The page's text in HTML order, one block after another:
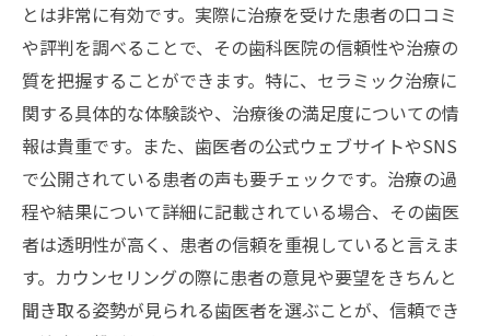
中野区で注目のセラミック治療歯医者
中野区の熟練した歯医者が提供するセラミック
治療の魅力
熟練した歯科医師による安心のセラミック
治療
最新技術を駆使したセラミック治療のプロ
セス
中野区の歯医者が提供する高品質なセラミ
ック材料
とは非常に有効です。実際に治療を受けた患者の口コミ
や評判を調べることで、その歯科医院の信頼性や治療の
質を把握することができます。特に、セラミック治療に
関する具体的な体験談や、治療後の満足度についての情
報は貴重です。また、歯医者の公式ウェブサイトやSNS
で公開されている患者の声も要チェックです。治療の過
程や結果について詳細に記載されている場合、その歯医
者は透明性が高く、患者の信頼を重視していると言えま
す。カウンセリングの際に患者の意見や要望をきちんと
聞き取る姿勢が見られる歯医者を選ぶことが、信頼でき